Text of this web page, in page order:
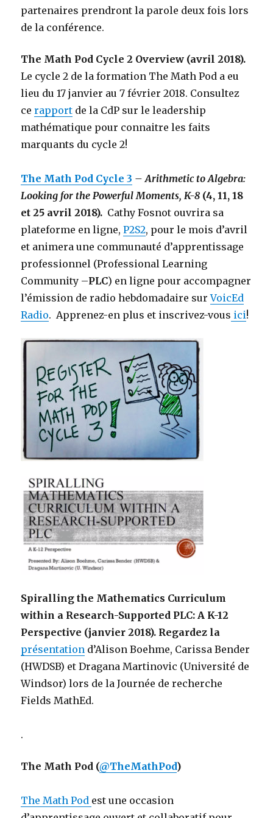
partenaires prendront la parole deux fois lors
de la conférence.
The Math Pod Cycle 2 Overview (avril 2018).
Le cycle 2 de la formation The Math Pod a eu
lieu du 17 janvier au 7 février 2018. Consultez
cerapport de la CdP sur le leadership
mathématique pour connaitre les faits
marquants du cycle 2!
The Math Pod Cycle 3 – Arithmetic to Algebra:
Looking for the Powerful Moments, K-8 (4, 11, 18
et 25 avril 2018). Cathy Fosnot ouvrira sa
plateforme en ligne,P2S2, pour le mois d’avril
et animera une communauté d’apprentissage
professionnel (Professional Learning
Community –PLC) en ligne pour accompagner
l’émission de radio hebdomadaire surVoicEd
Radio. Apprenez-en plus et inscrivez-vous ici!
Spiralling the Mathematics Curriculum
within a Research-Supported PLC: A K-12
Perspective (janvier 2018). Regardez la
présentation d’Alison Boehme, Carissa Bender
(HWDSB) et Dragana Martinovic (Université de
Windsor) lors de la Journée de recherche
Fields MathEd.
.
The Math Pod (@TheMathPod)
The Math Pod est une occasion